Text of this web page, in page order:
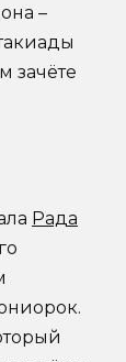
–
зачёте
Рада